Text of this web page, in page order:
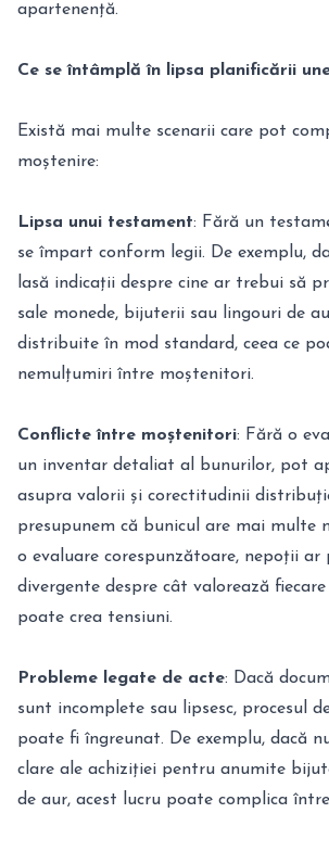
apartenență.
Ce se întâmplă în lipsa planificării
Există mai multe scenarii care pot
moștenire:
Lipsa unui testament: Fără un
se împart conform legii. De exemplu,
lasă indicații despre cine ar trebui să
sale monede, bijuterii sau lingouri de
distribuite în mod standard, ceea ce
nemulțumiri între moștenitori.
Conflicte între moștenitori: Fără o
un inventar detaliat al bunurilor, pot
asupra valorii și corectitudinii
presupunem că bunicul are mai multe
o evaluare corespunzătoare, nepoții
divergente despre cât valorează fiecare
poate crea tensiuni.
Probleme legate de acte: Dacă
sunt incomplete sau lipsesc, procesul
poate fi îngreunat. De exemplu, dacă
clare ale achiziției pentru anumite
de aur, acest lucru poate complica